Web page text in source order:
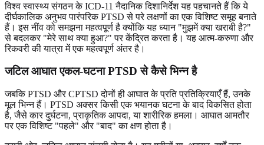
विश्व स्वास्थ्य संगठन के ICD-11 नैदानिक दिशानिर्देश यह पहचानते हैं कि ये
दीर्घकालिक अनुभव पारंपरिक PTSD से परे लक्षणों का एक विशिष्ट समूह बनाते
हैं। इस नींव को समझना महत्वपूर्ण है क्योंकि यह ध्यान "मुझमें क्या खराबी है?"
से बदलकर "मेरे साथ क्या हुआ?" पर केंद्रित करता है। यह आत्म-करुणा और
रिकवरी की यात्रा में एक महत्वपूर्ण अंतर है।
जटिल आघात एकल-घटना PTSD से कैसे भिन्न है
जबकि PTSD और CPTSD दोनों ही आघात के प्रति प्रतिक्रियाएँ हैं, उनके
मूल भिन्न हैं। PTSD अक्सर किसी एक भयानक घटना के बाद विकसित होता
है, जैसे कार दुर्घटना, प्राकृतिक आपदा, या शारीरिक हमला। आघात आमतौर
पर एक विशिष्ट "पहले" और "बाद" का क्षण होता है।